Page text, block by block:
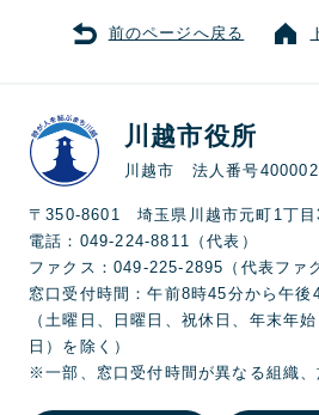
前のページへ戻る
川越市役所
川越市 法人番号
〒350-8601 埼玉県川越市元町1丁目
電話：049-224-8811（代表）
ファクス：049-225-2895（代表ファ
窓口受付時間：午前8時45分から午後
（土曜日、日曜日、祝休日、年末年
日）を除く）
※一部、窓口受付時間が異なる組織、